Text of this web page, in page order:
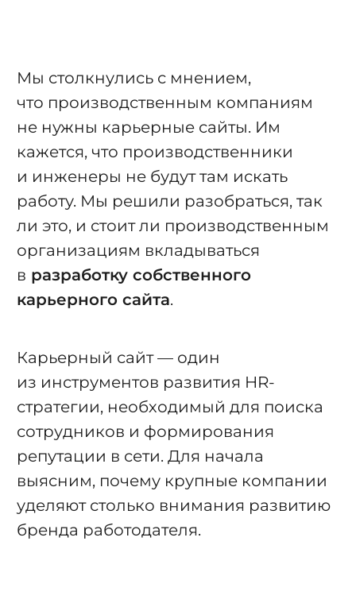
Мы столкнулись с мнением,
что производственным компаниям
не нужны карьерные сайты. Им
кажется, что производственники
и инженеры не будут там искать
работу. Мы решили разобраться, так
ли это, и стоит ли производственным
организациям вкладываться
в разработку собственного
карьерного сайта.
Карьерный сайт — один
из инструментов развития HR-
стратегии, необходимый для поиска
сотрудников и формирования
репутации в сети. Для начала
выясним, почему крупные компании
уделяют столько внимания развитию
бренда работодателя.